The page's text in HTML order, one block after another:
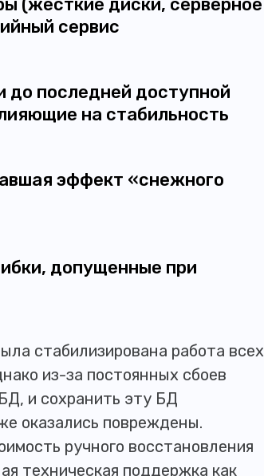
(жесткие диски, серверное
сервис
до последней доступной
на стабильность
эффект «снежного
допущенные при
стабилизирована работа всех
из-за постоянных сбоев
и сохранить эту БД
оказались повреждены.
ручного восстановления
техническая поддержка как